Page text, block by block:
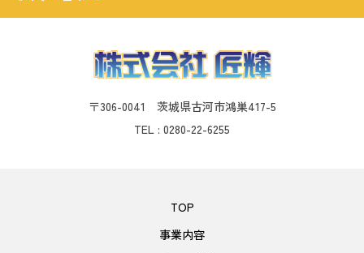
〒306-0041 茨城県古河市鴻巣417-5
TEL : 0280-22-6255
TOP
事業内容